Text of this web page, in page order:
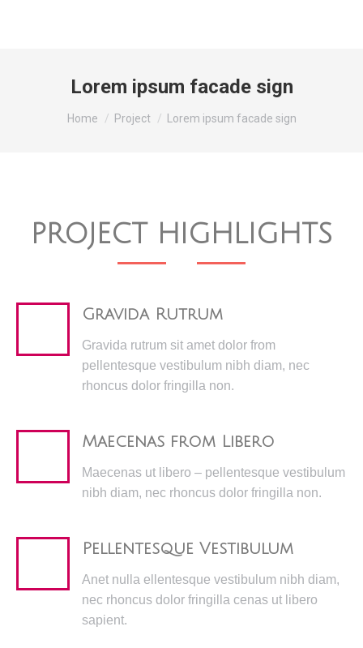
Lorem ipsum facade sign
You are here:
Home Project Lorem ipsum facade sign
PROJECT HIGHLIGHTS
Gravida Rutrum
Gravida rutrum sit amet dolor from
pellentesque vestibulum nibh diam, nec
rhoncus dolor fringilla non.
Maecenas from Libero
Maecenas ut libero – pellentesque vestibulum
nibh diam, nec rhoncus dolor fringilla non.
Pellentesque Vestibulum
Anet nulla ellentesque vestibulum nibh diam,
nec rhoncus dolor fringilla cenas ut libero
sapient.